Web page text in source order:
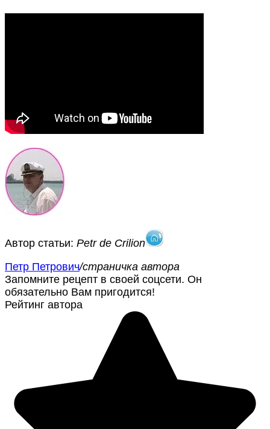
Автор статьи: Petr de Crilion
Петр Петрович/страничка автора
Запомните рецепт в своей соцсети. Он
обязательно Вам пригодится!
Рейтинг автора